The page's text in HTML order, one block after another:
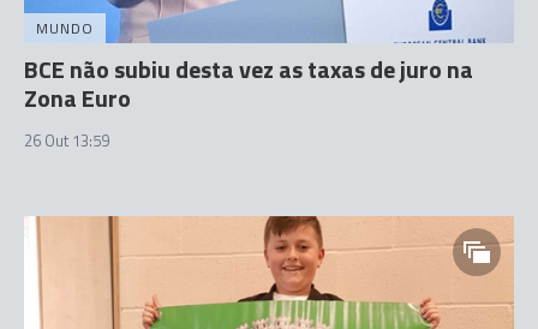
MUNDO
BCE não subiu desta vez as taxas de juro na
Zona Euro
26 Out 13:59